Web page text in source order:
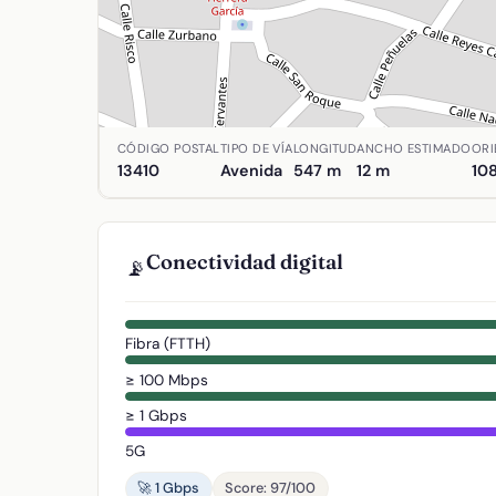
Ubicación de Calle Carretas en Agudo, Ciudad
CÓDIGO POSTAL
13410
TIPO DE VÍA
Avenida
LONGITUD
547 m
ANCHO ESTIMADO
12 m
📡Conectividad digital
Fibra (FTTH)
≥ 100 Mbps
≥ 1 Gbps
5G
🚀 1 Gbps
Score: 97/100